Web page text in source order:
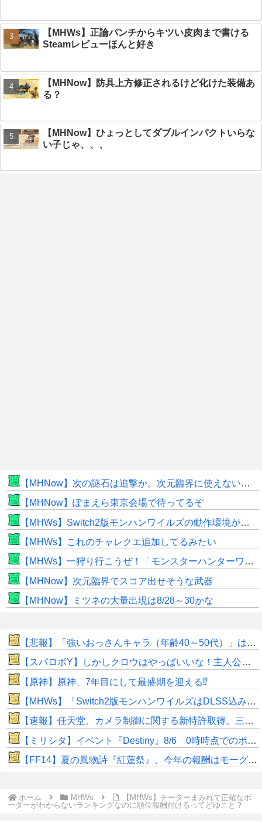
【MHWs】正論パンチからキツい皮肉まで書ける
Steamレビューほんと好き
【MHNow】防具上方修正されるけど化けた装備あ
る？
【MHNow】ひょっとしてダブルインパクトいらな
い子じゃ、、、
【MHNow】次の謎石は追撃か。次元臨界に使えない時点で闘気活性以下のスキルだわ
【MHNow】ぽまえら東京会場で待ってるぞ
【MHWs】Switch2版モンハンワイルズの動作環境が判明！
【MHWs】これのチャレクエ追加してるみたい
【MHWs】一狩り行こうぜ！「モンスターハンターワイルズ 序盤体験版」を8月5日（水）より配信！
【MHNow】次元臨界でスコア出せそうな武器
【MHNow】ミツネの大量出現は8/28～30かな
【悲報】「強いおっさんキャラ（年齢40～50代）」はよくいるけど「強いおばさん」はいない…
【スパロボY】しかしクロウはやっぱいいな！主人公として魅力的すぎる…！
【原神】原神、7年目にして最盛期を迎える⁉
【MHWs】「Switch2版モンハンワイルズはDLSS込みで最大1440p動作」
【速報】任天堂、カメラ制御に関する新特許取得。三人称視点から撮影モードへスムーズに移行
【ミリシタ】イベント『Destiny』8/6 0時時点でのポイント、ハイスコアのボーダー
【FF14】夏の風物詩『紅蓮祭』、今年の報酬はモーグリ特大マウント！ヒカセン達の評価はいかに？「水着や浴衣などのかわいいオシャレ装備が良かった」との声も
ホーム MHWs
【MHWs】チーターまみれで正確なボ
ーダーがわからないランキングなのに順位報酬付けるってどゆこと？